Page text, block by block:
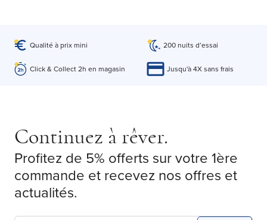
Qualité à prix mini 200 nuits d’essai
Click & Collect 2h en magasin Jusqu'à 4X sans frais
Continuez à rêver.
Profitez de 5% offerts sur votre 1ère
commande et recevez nos offres et
actualités.